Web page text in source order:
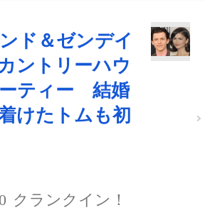
ド＆ゼンデイ
ントリーハウ
ティー 結婚
けたトムも初
クランクイン！